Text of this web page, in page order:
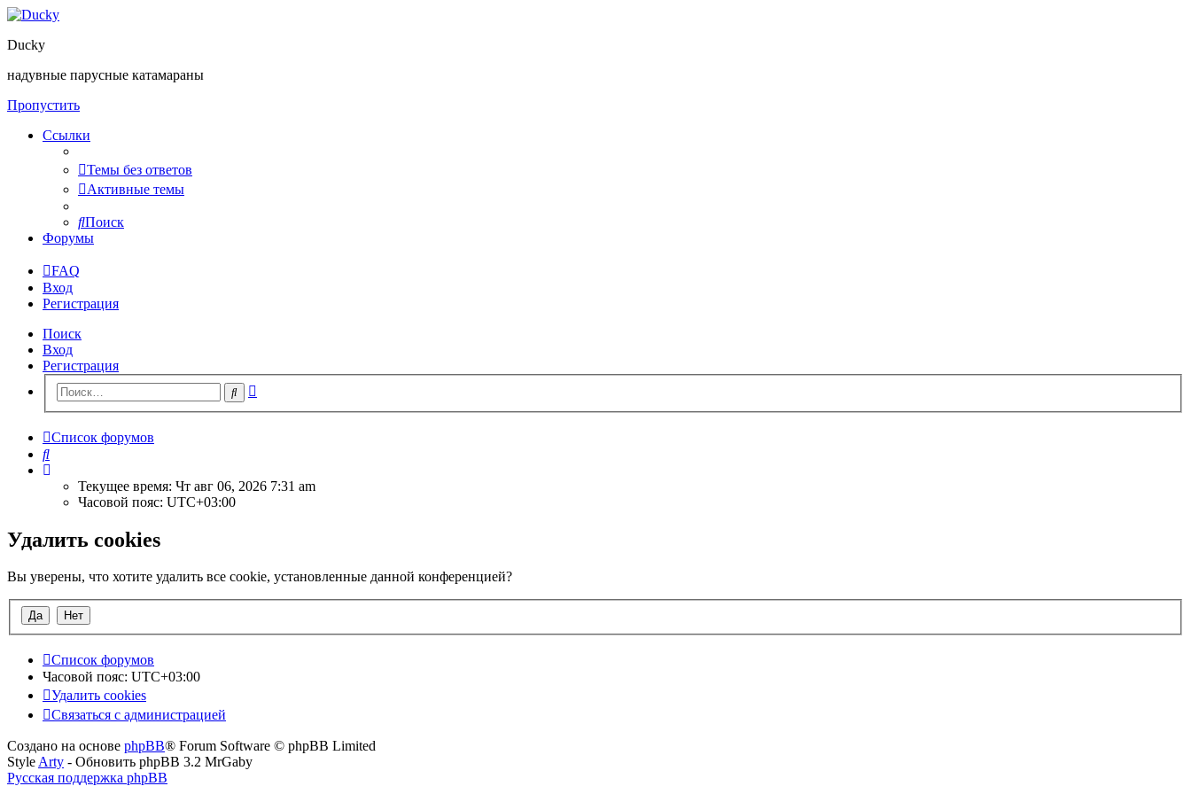
Ducky
надувные парусные катамараны
Пропустить
Ссылки
Темы без ответов
Активные темы
Поиск
Форумы
FAQ
Вход
Регистрация
Поиск
Вход
Регистрация
Поиск
Список форумов
Поиск
Текущее время: Чт авг 06, 2026 7:31 am
Часовой пояс: UTC+03:00
Удалить cookies
Вы уверены, что хотите удалить все cookie, установленные данной конференцией?
Список форумов
Часовой пояс: UTC+03:00
Удалить cookies
Связаться с администрацией
Создано на основе phpBB® Forum Software © phpBB Limited
Style Arty - Обновить phpBB 3.2 MrGaby
Русская поддержка phpBB